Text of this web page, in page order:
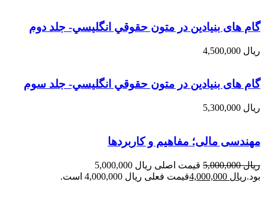
گام های بنیادین در متون حقوقي انگليسي- جلد دوم
ریال
گام های بنیادین در متون حقوقي انگليسي- جلد سوم
ریال
مهندسی مالی؛ مفاهیم و کاربردها
ریال5,000,000
قیمت اصلی ریال 5,000,000
بود.ریال قیمت فعلی ریال 4,000,000 است.